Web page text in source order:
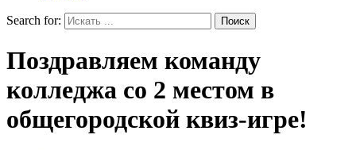
Search for:
Поздравляем команду
колледжа со 2 местом в
общегородской квиз-игре!